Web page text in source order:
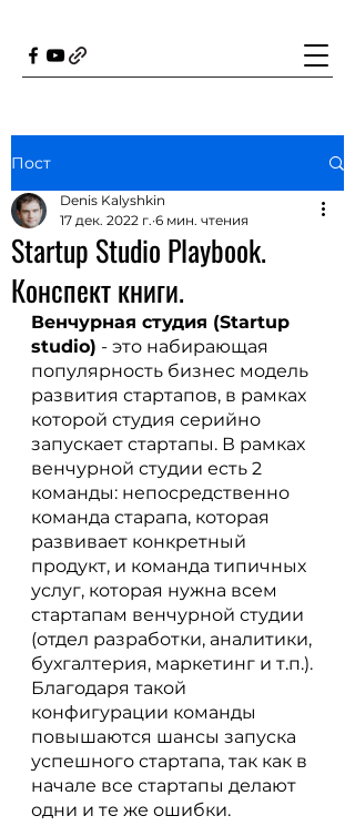
Пост
Startup Studio Playbook.
Конспект книги.
Denis Kalyshkin
17 дек. 2022 г. 6 мин. чтения
Венчурная студия (Startup
studio) - это набирающая
популярность бизнес модель
развития стартапов, в рамках
которой студия серийно
запускает стартапы. В рамках
венчурной студии есть 2
команды: непосредственно
команда старапа, которая
развивает конкретный
продукт, и команда типичных
услуг, которая нужна всем
стартапам венчурной студии
(отдел разработки, аналитики,
бухгалтерия, маркетинг и т.п.).
Благодаря такой
конфигурации команды
повышаются шансы запуска
успешного стартапа, так как в
начале все стартапы делают
одни и те же ошибки.